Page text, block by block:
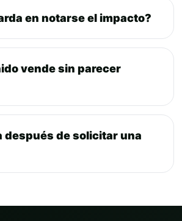
en notarse el impacto?
vende sin parecer
después de solicitar una